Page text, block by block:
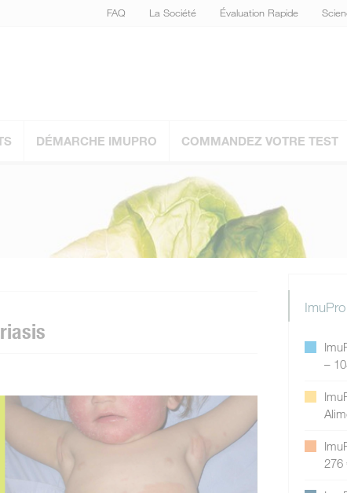
FAQ La Société Évaluation Rapide
DÉMARCHE IMUPRO COMMANDEZ VOTRE TEST
–
276